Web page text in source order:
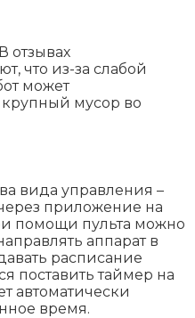
отзывах
что из-за слабой
может
крупный мусор во
вида управления –
приложение на
помощи пульта можно
аппарат в
расписание
поставить таймер на
автоматически
время.